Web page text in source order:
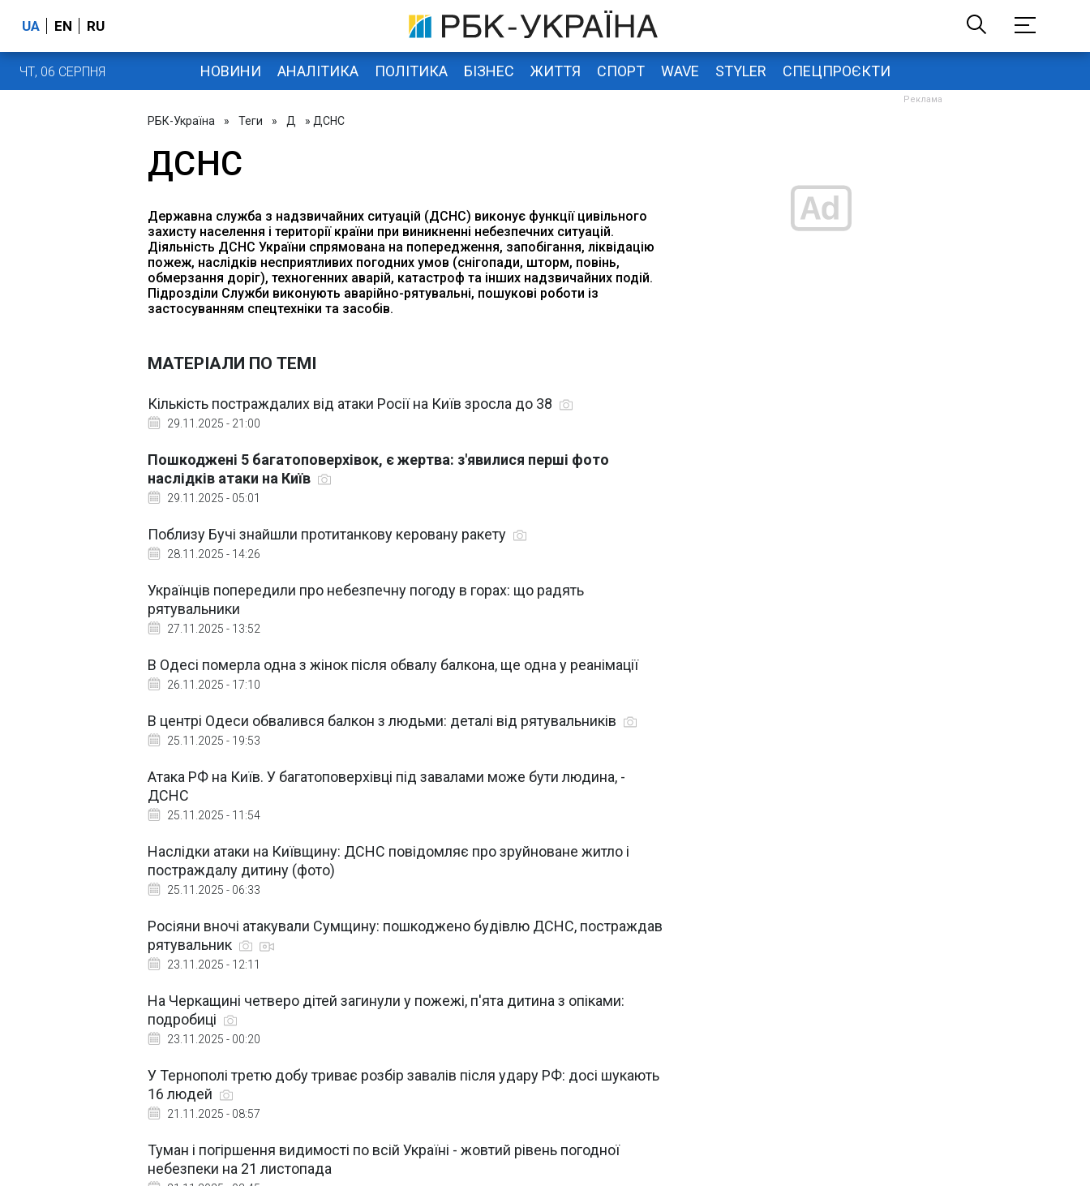
UA EN RU
ЧТ, 06 СЕРПНЯ НОВИНИ АНАЛІТИКА ПОЛІТИКА БІЗНЕС ЖИТТЯ СПОРТ WAVE STYLER СПЕЦПРОЄКТИ
РБК-Україна » Теги » Д » ДСНС
ДСНС
Державна служба з надзвичайних ситуацій (ДСНС) виконує функції цивільного
захисту населення і території країни при виникненні небезпечних ситуацій.
Діяльність ДСНС України спрямована на попередження, запобігання, ліквідацію
пожеж, наслідків несприятливих погодних умов (снігопади, шторм, повінь,
обмерзання доріг), техногенних аварій, катастроф та інших надзвичайних подій.
Підрозділи Служби виконують аварійно-рятувальні, пошукові роботи із
застосуванням спецтехніки та засобів.
МАТЕРІАЛИ ПО ТЕМІ
Кількість постраждалих від атаки Росії на Київ зросла до 38
29.11.2025 - 21:00
Пошкоджені 5 багатоповерхівок, є жертва: з'явилися перші фото
наслідків атаки на Київ
29.11.2025 - 05:01
Поблизу Бучі знайшли протитанкову керовану ракету
28.11.2025 - 14:26
Українців попередили про небезпечну погоду в горах: що радять
рятувальники
27.11.2025 - 13:52
В Одесі померла одна з жінок після обвалу балкона, ще одна у реанімації
26.11.2025 - 17:10
В центрі Одеси обвалився балкон з людьми: деталі від рятувальників
25.11.2025 - 19:53
Атака РФ на Київ. У багатоповерхівці під завалами може бути людина, -
ДСНС
25.11.2025 - 11:54
Наслідки атаки на Київщину: ДСНС повідомляє про зруйноване житло і
постраждалу дитину (фото)
25.11.2025 - 06:33
Росіяни вночі атакували Сумщину: пошкоджено будівлю ДСНС, постраждав
рятувальник
23.11.2025 - 12:11
На Черкащині четверо дітей загинули у пожежі, п'ята дитина з опіками:
подробиці
23.11.2025 - 00:20
У Тернополі третю добу триває розбір завалів після удару РФ: досі шукають
16 людей
21.11.2025 - 08:57
Туман і погіршення видимості по всій Україні - жовтий рівень погодної
небезпеки на 21 листопада